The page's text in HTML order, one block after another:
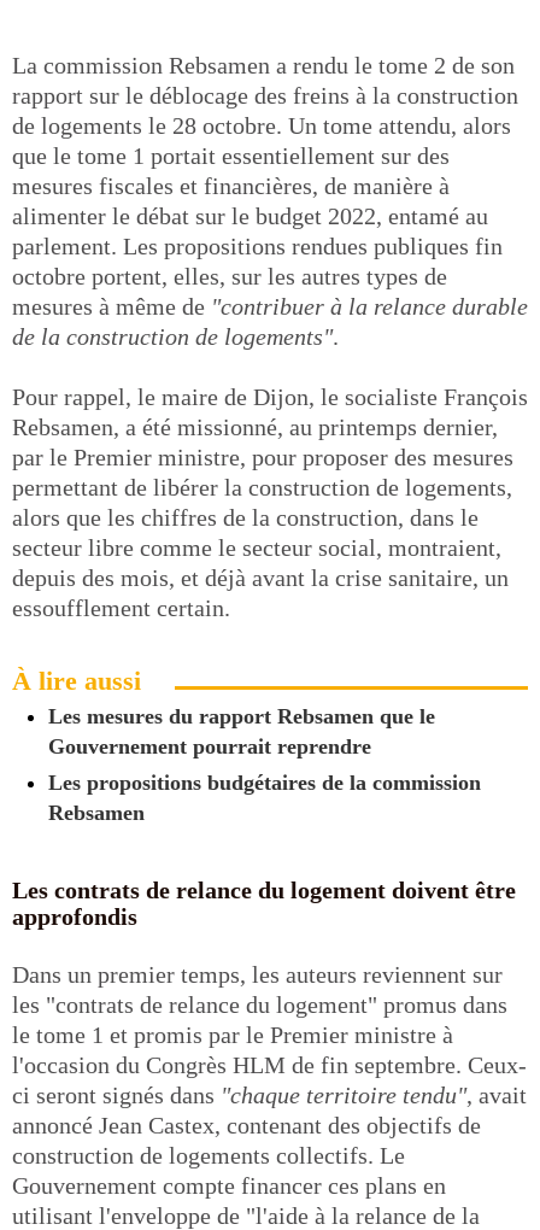
La commission Rebsamen a rendu le tome 2 de son
rapport sur le déblocage des freins à la construction
de logements le 28 octobre. Un tome attendu, alors
que le tome 1 portait essentiellement sur des
mesures fiscales et financières, de manière à
alimenter le débat sur le budget 2022, entamé au
parlement. Les propositions rendues publiques fin
octobre portent, elles, sur les autres types de
mesures à même de "contribuer à la relance durable
de la construction de logements".
Pour rappel, le maire de Dijon, le socialiste François
Rebsamen, a été missionné, au printemps dernier,
par le Premier ministre, pour proposer des mesures
permettant de libérer la construction de logements,
alors que les chiffres de la construction, dans le
secteur libre comme le secteur social, montraient,
depuis des mois, et déjà avant la crise sanitaire, un
essoufflement certain.
À lire aussi
Les mesures du rapport Rebsamen que le
Gouvernement pourrait reprendre
Les propositions budgétaires de la commission
Rebsamen
Les contrats de relance du logement doivent être
approfondis
Dans un premier temps, les auteurs reviennent sur
les "contrats de relance du logement" promus dans
le tome 1 et promis par le Premier ministre à
l'occasion du Congrès HLM de fin septembre. Ceux-
ci seront signés dans "chaque territoire tendu", avait
annoncé Jean Castex, contenant des objectifs de
construction de logements collectifs. Le
Gouvernement compte financer ces plans en
utilisant l'enveloppe de "l'aide à la relance de la